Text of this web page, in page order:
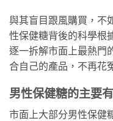
與其盲目跟風購買，不
性保健糖背後的科學根
逐一拆解市面上最熱門
合自己的產品，不再花
男性保健糖的主要
市面上大部分男性保健